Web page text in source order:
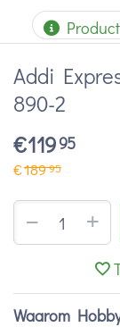
Addi
890-2
€11995
€18995
+
−
Waarom